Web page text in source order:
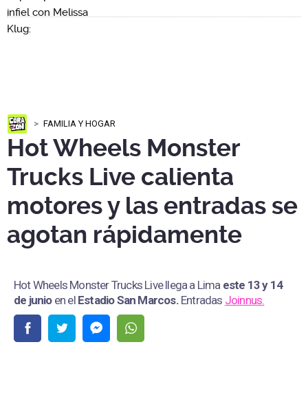
FAMILIA Y HOGAR
Hot Wheels Monster
Trucks Live calienta
motores y las entradas se
agotan rápidamente
Hot Wheels Monster Trucks Live llega a Lima este 13 y 14
de junio en elEstadio San Marcos. Entradas Joinnus.